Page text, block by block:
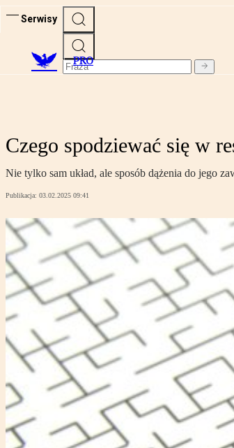
Serwisy
PRO
Czego spodziewać się w
Nie tylko sam układ, ale sposób dążenia do jego
Publikacja: 03.02.2025 09:41